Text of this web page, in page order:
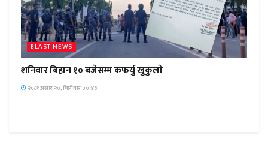
BLAST NEWS
शनिवार बिहान १० बजेसम्म कफर्यु खुकुलाे
२०८१ असार २०, बिहीबार ००:४३